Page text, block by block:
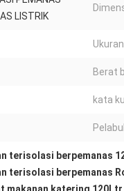
LISTRIK
Berat
kata
terisolasi berpemanas
terisolasi berpemanas